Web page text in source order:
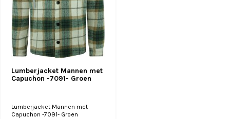
Lumberjacket Mannen met
Capuchon -7091- Groen
Lumberjacket Mannen met
Capuchon -7091- Groen